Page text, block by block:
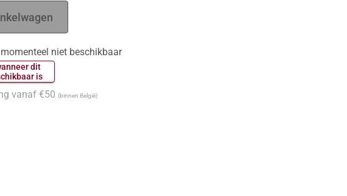
niet beschikbaar
dit
vanaf €50 (binnen België)